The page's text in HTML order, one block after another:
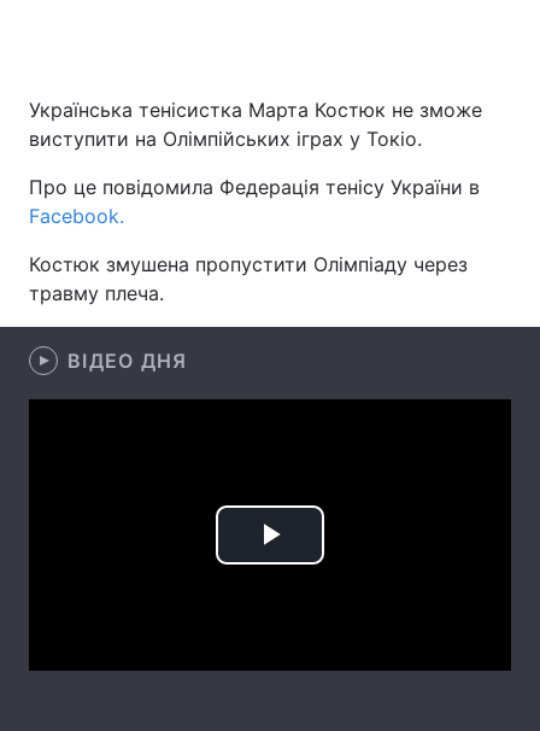
Україна
Економіка Світ
Спорт Наука
Техно і зв'язок
Українська тенісистка Марта Костюк не зможе
виступити на Олімпійських іграх у Токіо.
Про це повідомила Федерація тенісу України в
Facebook.
Костюк змушена пропустити Олімпіаду через
травму плеча.
ВІДЕО ДНЯ
Play